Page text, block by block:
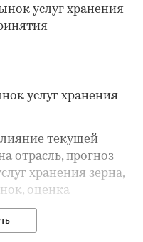
услуг хранения
услуг хранения
текущей
отрасль, прогноз
хранения зерна,
оценка
хранения зерна